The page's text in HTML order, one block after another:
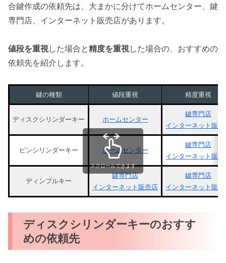
合鍵作成の依頼先は、大まかに分けてホームセンター、鍵
専門店、インターネット販売店があります。
値段を重視した場合と精度を重視した場合の、おすすめの
依頼先を紹介します。
鍵の種類 値段重視 精度重視
ディスクシリンダーキー ホームセンター
鍵専門店
インターネット販売
ピンシリンダーキー ホームセンター
鍵専門店
インターネット販売
ディンプルキー
鍵専門店
インターネット販売店
鍵専門店
インターネット販売
スクロールできます
ディスクシリンダーキーのおすす
めの依頼先